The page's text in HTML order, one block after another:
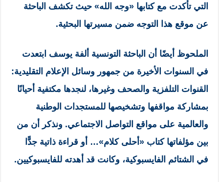
التي تأكدت مع كتابها «وجه الله» حيث تكشف الباحثة
عن موقع هذا التوجه ضمن مسيرتها البحثية.
الملحوظ أيضًا أن الباحثة التونسية ألفة يوسف ابتعدت
في السنوات الأخيرة من جمهور وسائل الإعلام التقليدية:
القنوات التلفزية والصحف وغيرها، لنجدها مكتفية أحيانًا
بمشاركة مواقفها وتشخيصها للمستجدات الوطنية
والعالمية على مواقع التواصل الاجتماعي. ونذكر أن من
بين مؤلفاتها كتاب «أحلى كلام»… أو قراءة ذاتية جدًّا
في الشتائم الفايسبوكية، وكانت قد أهدته للفايسبوكيين.